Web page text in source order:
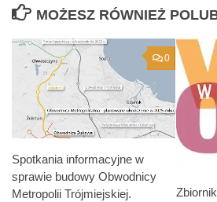
MOŻESZ RÓWNIEŻ
0
Spotkania informacyjne w
sprawie budowy Obwodnicy
Metropolii Trójmiejskiej.